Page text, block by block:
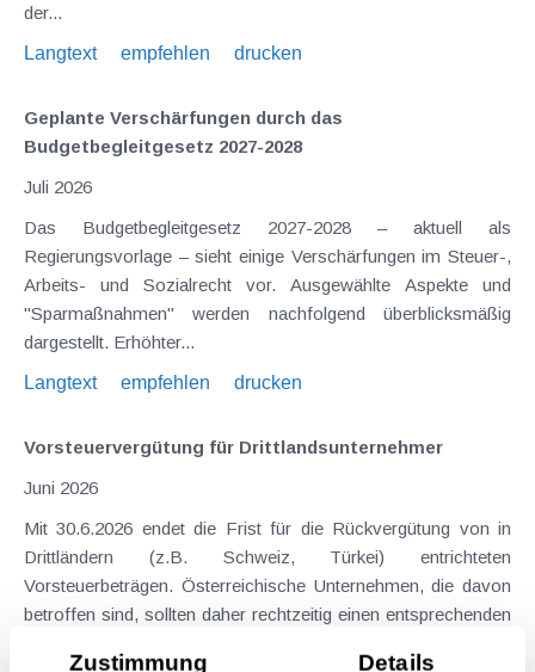
Zustimmung Details
der...
Langtext
empfehlen drucken
Geplante Verschärfungen durch das
Budgetbegleitgesetz 2027-2028
Juli 2026
Das Budgetbegleitgesetz 2027-2028 – aktuell als
Regierungsvorlage – sieht einige Verschärfungen im Steuer-,
Arbeits- und Sozialrecht vor. Ausgewählte Aspekte und
"Sparmaßnahmen" werden nachfolgend überblicksmäßig
dargestellt. Erhöhter...
Langtext
empfehlen drucken
Vorsteuervergütung für Drittlandsunternehmer
Juni 2026
Mit 30.6.2026 endet die Frist für die Rückvergütung von in
Drittländern (z.B. Schweiz, Türkei) entrichteten
Vorsteuerbeträgen. Österreichische Unternehmen, die davon
betroffen sind, sollten daher rechtzeitig einen entsprechenden